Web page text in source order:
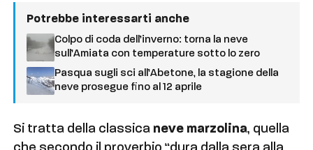
Potrebbe interessarti anche
Colpo di coda dell’inverno: torna la neve
sull’Amiata con temperature sotto lo zero
Pasqua sugli sci all’Abetone, la stagione della
neve prosegue fino al 12 aprile
Si tratta della classica neve marzolina, quella